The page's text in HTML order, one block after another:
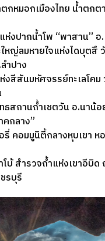
กหมอกเมืองไทย น้ำตกต
ห่งปากน้ำโพ “พาสาน”
หญ่ลมหายใจแห่งไดบุตสึ
ำปาง
งสีสันมหัศจรรย์ทะเลโค
ธสถานถ้ำเชตวัน อ.นาน้
กลาง”
รี่ คอมมูนิตี้กลางหุบเขา
บ้ สำรวจถ้ำแห่งเขาอีบิด
รบุรี